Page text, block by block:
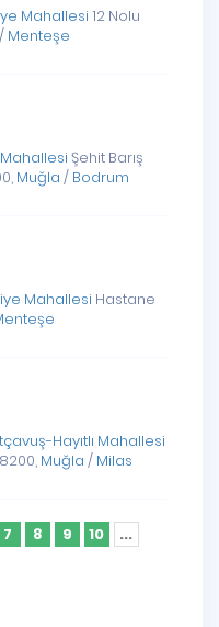
Mahallesi 12 Nolu
/ Menteşe
Mahallesi Şehit Barış
Muğla / Bodrum
Mahallesi Hastane
Hayıtlı Mahallesi
Muğla / Milas
7 8 9 10
...